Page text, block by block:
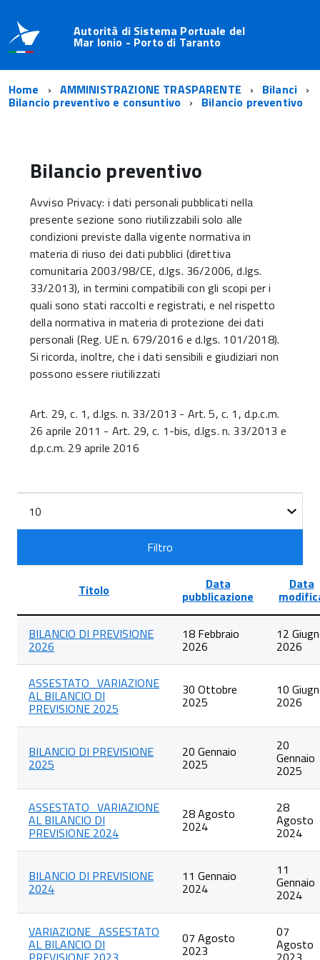
Autorità di Sistema Portuale del
Mar Ionio - Porto di Taranto
Home AMMINISTRAZIONE TRASPARENTE Bilanci
Bilancio preventivo e consuntivo Bilancio preventivo
Bilancio preventivo
Avviso Privacy: i dati personali pubblicati nella
presente sezione sono riutilizzabili solo alle
condizioni previste dalla vigente normativa in
materia di riuso dei dati pubblici (direttiva
comunitaria 2003/98/CE, d.lgs. 36/2006, d.lgs.
33/2013), in termini compatibili con gli scopi per i
quali sono stati raccolti e registrati, e nel rispetto
della normativa in materia di protezione dei dati
personali (Reg. UE n. 679/2016 e d.lgs. 101/2018).
Si ricorda, inoltre, che i dati sensibili e giudiziari non
possono essere riutilizzati
Art. 29, c. 1, d.lgs. n. 33/2013 - Art. 5, c. 1, d.p.c.m.
26 aprile 2011 - Art. 29, c. 1-bis, d.lgs. n. 33/2013 e
d.p.c.m. 29 aprile 2016
Filtri
Filtro
degli
articoli
nella
Bilancio
preventivo
Titolo Data
pubblicazione
Data
BILANCIO DI PREVISIONE
2026
18 Febbraio
2026
12
2026
ASSESTATO_VARIAZIONE
AL BILANCIO DI
PREVISIONE 2025
30 Ottobre
2025
10
2026
BILANCIO DI PREVISIONE
2025
20 Gennaio
2025
20
Gennaio
2025
ASSESTATO_VARIAZIONE
AL BILANCIO DI
PREVISIONE 2024
28 Agosto
2024
28
Agosto
2024
BILANCIO DI PREVISIONE
2024
11 Gennaio
2024
11
Gennaio
2024
VARIAZIONE_ASSESTATO
AL BILANCIO DI 07 Agosto
2023
07
Agosto